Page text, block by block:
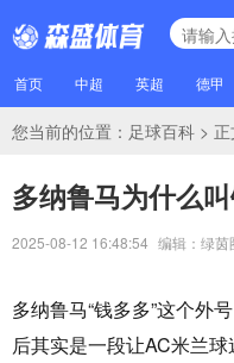
首页 中超 英超 德甲
您当前的位置： 足球百科 >
多纳鲁马为什么
2025-08-12 16:48:54 编辑：绿茵
多纳鲁马“钱多多”这个外
后其实是一段让AC米兰球